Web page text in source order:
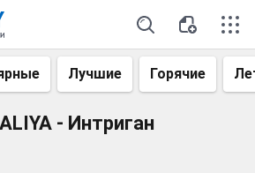
Лучшие Горячие
- Интриган